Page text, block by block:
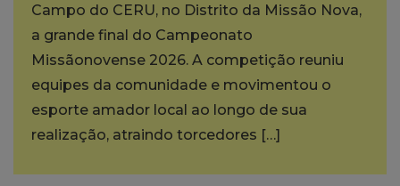
Campo do CERU, no Distrito da Missão Nova,
a grande final do Campeonato
Missãonovense 2026. A competição reuniu
equipes da comunidade e movimentou o
esporte amador local ao longo de sua
realização, atraindo torcedores […]